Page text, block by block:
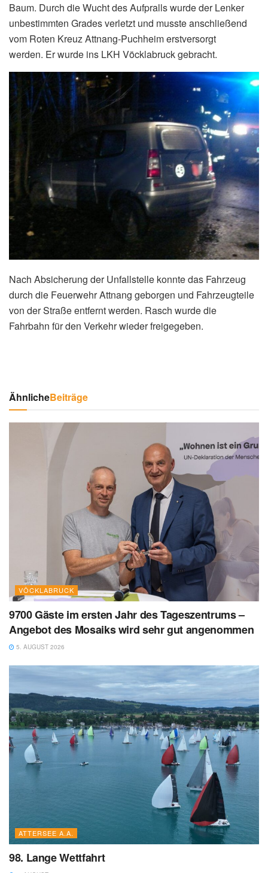
Baum. Durch die Wucht des Aufpralls wurde der Lenker
unbestimmten Grades verletzt und musste anschließend
vom Roten Kreuz Attnang-Puchheim erstversorgt
werden. Er wurde ins LKH Vöcklabruck gebracht.
Nach Absicherung der Unfallstelle konnte das Fahrzeug
durch die Feuerwehr Attnang geborgen und Fahrzeugteile
von der Straße entfernt werden. Rasch wurde die
Fahrbahn für den Verkehr wieder freigegeben.
ÄhnlicheBeiträge
VÖCKLABRUCK
9700 Gäste im ersten Jahr des Tageszentrums –
Angebot des Mosaiks wird sehr gut angenommen
5. AUGUST 2026
ATTERSEE A.A.
98. Lange Wettfahrt